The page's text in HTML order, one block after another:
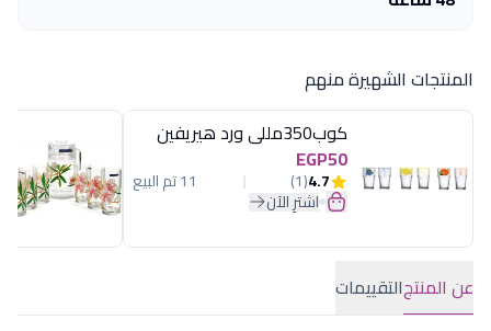
المنتجات الشهيرة منهم
كوب350مللى ورد هيريفين
EGP50
4.7
(1) 11 تم البيع
اشترِ الآن
عن المنتجالتقييمات